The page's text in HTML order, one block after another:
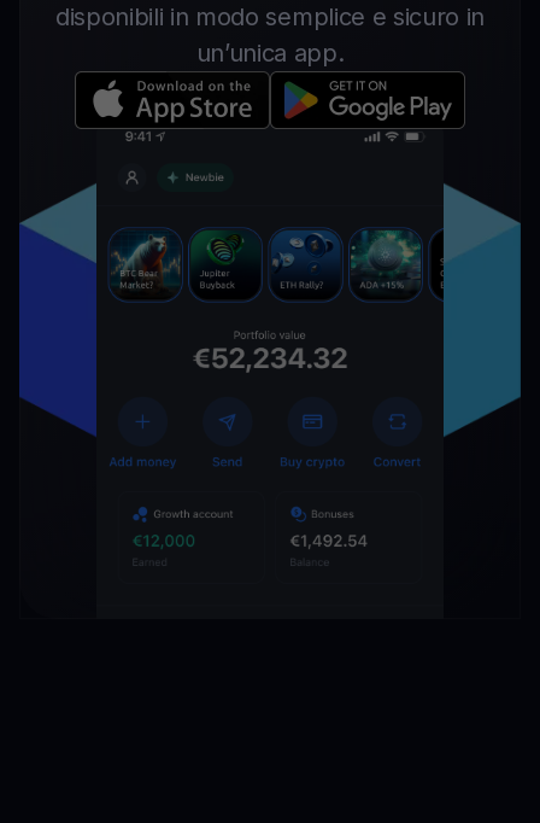
disponibili in modo semplice e sicuro in
un’unica app.